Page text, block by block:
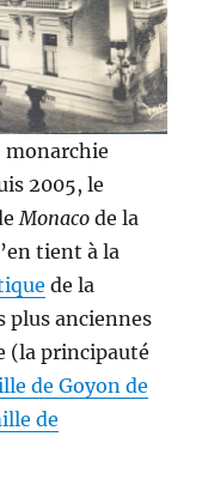
monarchie
2005, le
Monaco de la
tient à la
de la
plus anciennes
(la principauté
de Goyon de
de